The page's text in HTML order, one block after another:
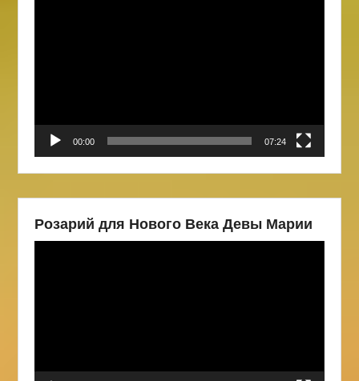
00:00 07:24
Розарий для Нового Века Девы Марии